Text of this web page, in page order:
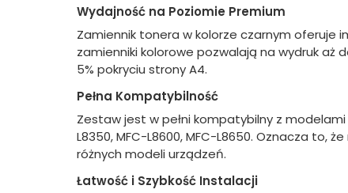
Wydajność na Poziomie Premium
Zamiennik tonera w kolorze czarnym oferuje
zamienniki kolorowe pozwalają na wydruk aż
5% pokryciu strony A4.
Pełna Kompatybilność
Zestaw jest w pełni kompatybilny z modelami
L8350, MFC-L8600, MFC-L8650. Oznacza to,
różnych modeli urządzeń.
Łatwość i Szybkość Instalacji